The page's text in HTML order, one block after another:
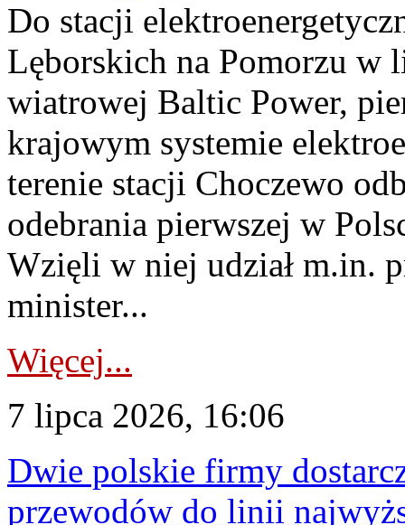
Do stacji
Lęborskich na Pomorzu w
wiatrowej Baltic Power,
krajowym systemie
terenie stacji Choczewo
odebrania pierwszej w
Wzięli w niej udział m.in.
minister...
Więcej...
7 lipca 2026, 16:06
Dwie polskie firmy
przewodów do linii